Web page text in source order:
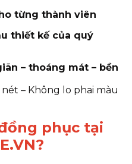
từng thành viên
thiết kế của quý
– thoáng mát – bền
– Không lo phai màu
phục tại